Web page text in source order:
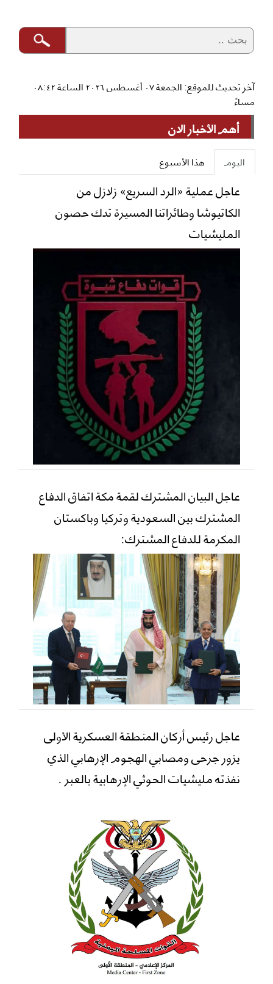
آخر تحديث للموقع: الجمعة ٠٧ أغسطس ٢٠٢٦ الساعة ٠٨:٤٢
مساءً
أهم الأخبار الان
اليوم هذا الأسبوع
عاجل عملية «الرد السريع» زلازل من
الكاتيوشا وطائراتنا المسيرة تدك حصون
المليشيات
عاجل البيان المشترك لقمة مكة اتفاق الدفاع
المشترك بين السعودية وتركيا وباكستان
المكرمة للدفاع المشترك:
عاجل رئيس أركان المنطقة العسكرية الأولى
يزور جرحى ومصابي الهجوم الإرهابي الذي
نفذته مليشيات الحوثي الإرهابية بالعبر .